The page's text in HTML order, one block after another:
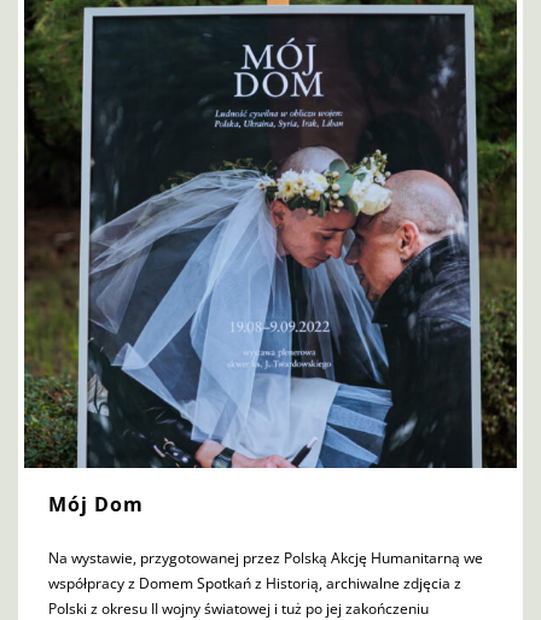
Mój Dom
Na wystawie, przygotowanej przez Polską Akcję Humanitarną we
współpracy z Domem Spotkań z Historią, archiwalne zdjęcia z
Polski z okresu II wojny światowej i tuż po jej zakończeniu